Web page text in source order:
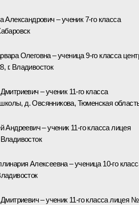
– ученик 7-го класса
Олеговна – ученица 9-го класса
г. Владивосток
– ученик 11-го класса
д. Овсянникова, Тюменская
– ученик 11-го класса лицея
Владивосток
Алексеевна – ученица 10-го
– ученик 11-го класса лицея